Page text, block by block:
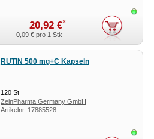
20,92 €*
0,09 €pro 1 Stk
RUTIN 500 mg+C Kapseln
120 St
ZeinPharma Germany GmbH
Artikelnr. 17885528